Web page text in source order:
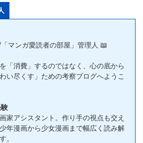
マンガ愛読者の部屋」管理人 📖
「消費」するのではなく、心の底から
わい尽くす」ための考察ブログへようこ
家アシスタント。作り手の視点も交え
年漫画から少女漫画まで幅広く読み解
。